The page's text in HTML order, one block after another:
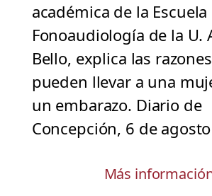
académica de la Escuela
Fonoaudiología de la U.
Bello, explica las
pueden llevar a una
un embarazo. Diario de
Concepción, 6 de
Más